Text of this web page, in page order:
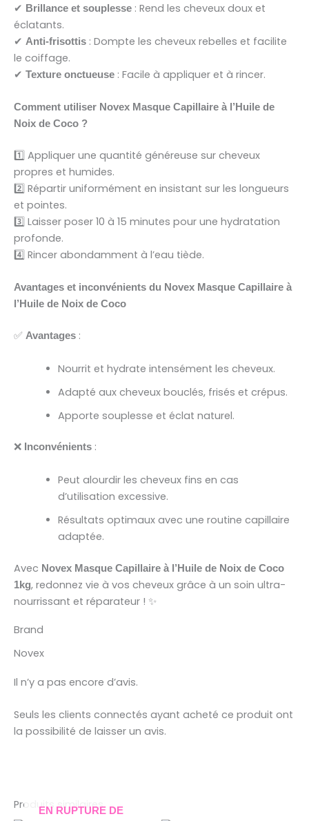
✔ Brillance et souplesse : Rend les cheveux doux et
éclatants.
✔ Anti-frisottis : Dompte les cheveux rebelles et facilite
le coiffage.
✔ Texture onctueuse : Facile à appliquer et à rincer.
Comment utiliser Novex Masque Capillaire à l’Huile de
Noix de Coco ?
1️⃣ Appliquer une quantité généreuse sur cheveux
propres et humides.
2️⃣ Répartir uniformément en insistant sur les longueurs
et pointes.
3️⃣ Laisser poser 10 à 15 minutes pour une hydratation
profonde.
4️⃣ Rincer abondamment à l’eau tiède.
Avantages et inconvénients du Novex Masque Capillaire à
l’Huile de Noix de Coco
✅ Avantages :
Nourrit et hydrate intensément les cheveux.
Adapté aux cheveux bouclés, frisés et crépus.
Apporte souplesse et éclat naturel.
❌ Inconvénients :
Peut alourdir les cheveux fins en cas
d’utilisation excessive.
Résultats optimaux avec une routine capillaire
adaptée.
Avec Novex Masque Capillaire à l’Huile de Noix de Coco
1kg, redonnez vie à vos cheveux grâce à un soin ultra-
nourrissant et réparateur ! ✨
Brand
Novex
Il n’y a pas encore d’avis.
Seuls les clients connectés ayant acheté ce produit ont
la possibilité de laisser un avis.
Produits similaires
EN RUPTURE DE